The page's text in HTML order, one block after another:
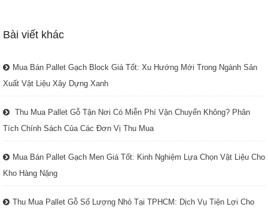
Bài viết khác
Mua Bán Pallet Gạch Block Giá Tốt: Xu Hướng Mới Trong Ngành Sản
Xuất Vật Liệu Xây Dựng Xanh
Thu Mua Pallet Gỗ Tận Nơi Có Miễn Phí Vận Chuyển Không? Phân
Tích Chính Sách Của Các Đơn Vị Thu Mua
Mua Bán Pallet Gạch Men Giá Tốt: Kinh Nghiệm Lựa Chọn Vật Liệu Cho
Kho Hàng Nặng
Thu Mua Pallet Gỗ Số Lượng Nhỏ Tại TPHCM: Dịch Vụ Tiện Lợi Cho